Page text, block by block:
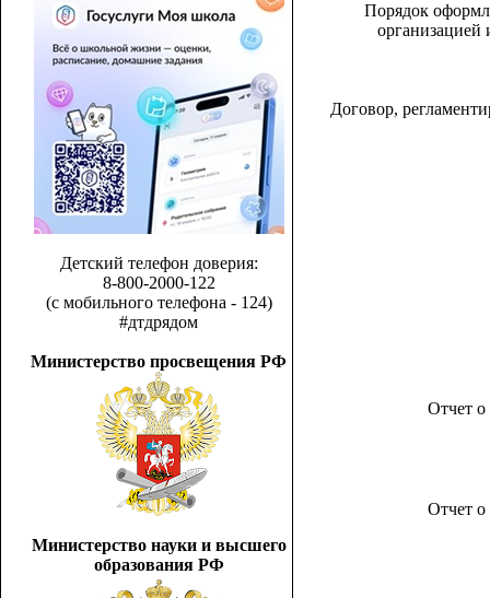
Детский телефон доверия:
8-800-2000-122
(с мобильного телефона - 124)
#дтдрядом
Министерство просвещения РФ
Министерство науки и высшего
образования РФ
Порядок
Договор,
Отчет
Отчет